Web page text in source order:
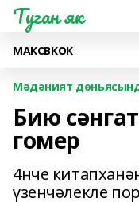
Туган як
МАКСВКОК
Мәдәният
Бию
гомер
4нче
үзенчәлекле